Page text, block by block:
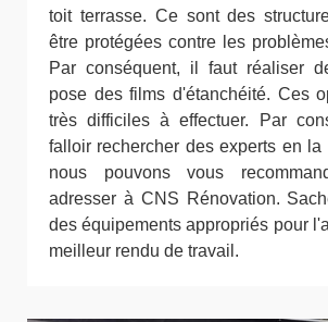
toit terrasse. Ce sont des
être protégées contre les
Par conséquent, il faut réaliser
pose des films d'étanchéité. Ces
très difficiles à effectuer. Par
falloir rechercher des experts en la
nous pouvons vous
adresser à CNS Rénovation.
des équipements appropriés pour
meilleur rendu de travail.